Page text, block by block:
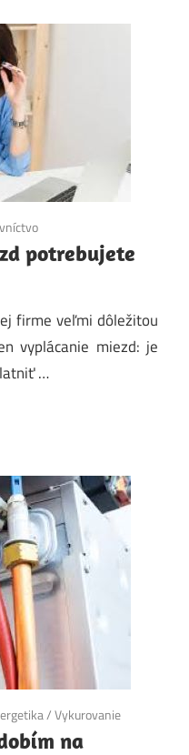
potrebujete
firme veľmi dôležitou
vyplácanie miezd: je
…
/Vykurovanie
na